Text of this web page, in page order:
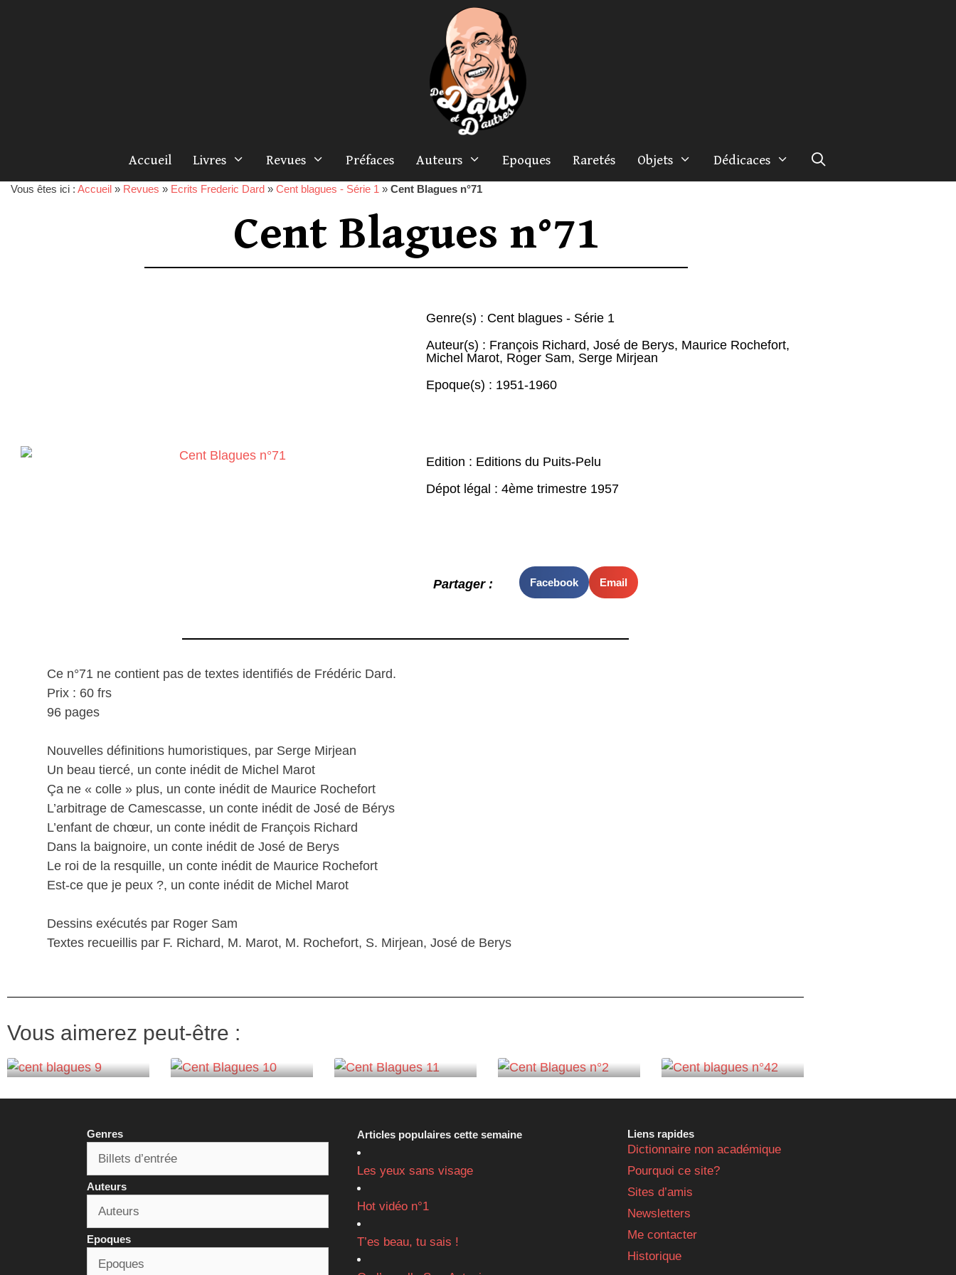
Accueil Livres Revues Préfaces Auteurs Epoques Raretés Objets Dédicaces
Vous êtes ici : Accueil » Revues » Ecrits Frederic Dard » Cent blagues - Série 1 » Cent Blagues n°71
Cent Blagues n°71
Genre(s) : Cent blagues - Série 1
Auteur(s) : François Richard, José de Berys, Maurice Rochefort,
Michel Marot, Roger Sam, Serge Mirjean
Epoque(s) : 1951-1960
Edition : Editions du Puits-Pelu
Dépot légal : 4ème trimestre 1957
Partager : Facebook Email
Ce n°71 ne contient pas de textes identifiés de Frédéric Dard.
Prix : 60 frs
96 pages
Nouvelles définitions humoristiques, par Serge Mirjean
Un beau tiercé, un conte inédit de Michel Marot
Ça ne « colle » plus, un conte inédit de Maurice Rochefort
L’arbitrage de Camescasse, un conte inédit de José de Bérys
L’enfant de chœur, un conte inédit de François Richard
Dans la baignoire, un conte inédit de José de Berys
Le roi de la resquille, un conte inédit de Maurice Rochefort
Est-ce que je peux ?, un conte inédit de Michel Marot
Dessins exécutés par Roger Sam
Textes recueillis par F. Richard, M. Marot, M. Rochefort, S. Mirjean, José de Berys
Vous aimerez peut-être :
Genres
Auteurs
Epoques
Articles populaires cette semaine
Les yeux sans visage
Hot vidéo n°1
T’es beau, tu sais !
Liens rapides
Dictionnaire non académique
Pourquoi ce site?
Sites d’amis
Newsletters
Me contacter
Historique